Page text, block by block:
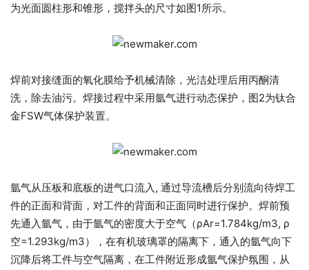
为光面圆柱形和锥形，搅拌头的尺寸如图1所示。
焊前对接缝面的氧化膜给予机械清除，光洁处理后用丙酮清
洗，除去油污。焊接过程中采用氩气进行动态保护，图2为钛合
金FSW气体保护装置。
氩气从压板和底板的进气口流入, 通过导流槽后分别流向待焊工
件的正面和背面，对工件的背面和正面同时进行保护。焊前预
先通入氩气，由于氩气的密度大于空气（ρAr=1.784kg/m3, ρ
空=1.293kg/m3），在有机玻璃罩的隔离下，通入的氩气向下
沉降后将工件与空气隔离，在工件附近形成氩气保护氛围，从